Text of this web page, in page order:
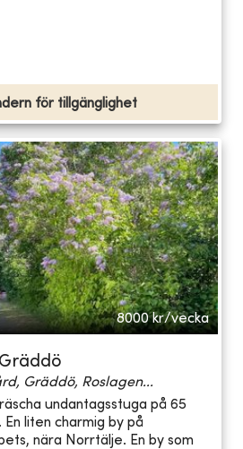
för tillgänglighet
8000 kr/vecka
Gräddö, Roslagen...
undantagsstuga på 65
liten charmig by på
nära Norrtälje. En by som